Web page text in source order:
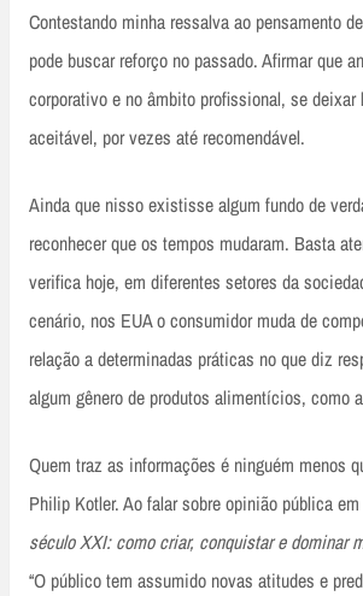
Contestando minha ressalva ao pensamento
pode buscar reforço no passado. Afirmar que
corporativo e no âmbito profissional, se deixar
aceitável, por vezes até recomendável.
Ainda que nisso existisse algum fundo de
reconhecer que os tempos mudaram. Basta
verifica hoje, em diferentes setores da
cenário, nos EUA o consumidor muda de
relação a determinadas práticas no que diz
algum gênero de produtos alimentícios, como
Quem traz as informações é ninguém menos
Philip Kotler. Ao falar sobre opinião pública em
século XXI: como criar, conquistar e dominar
“O público tem assumido novas atitudes e